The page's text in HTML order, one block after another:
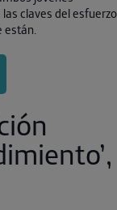
claves del esfuerzo
están.